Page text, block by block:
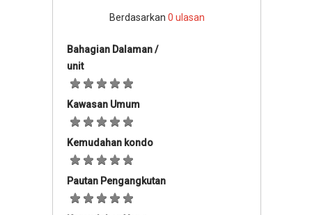
Berdasarkan 0 ulasan
Bahagian Dalaman /
unit
Kawasan Umum
Kemudahan kondo
Pautan Pengangkutan